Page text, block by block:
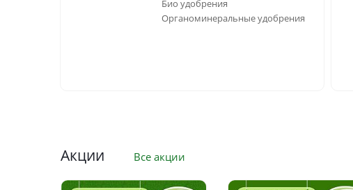
Био удобрения
Органоминеральные удобрения
Акции Все акции